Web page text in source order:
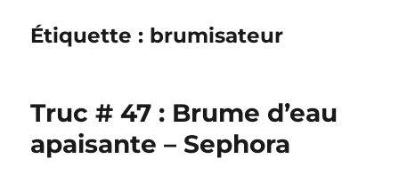
Étiquette : brumisateur
Truc # 47 : Brume d’eau
apaisante – Sephora